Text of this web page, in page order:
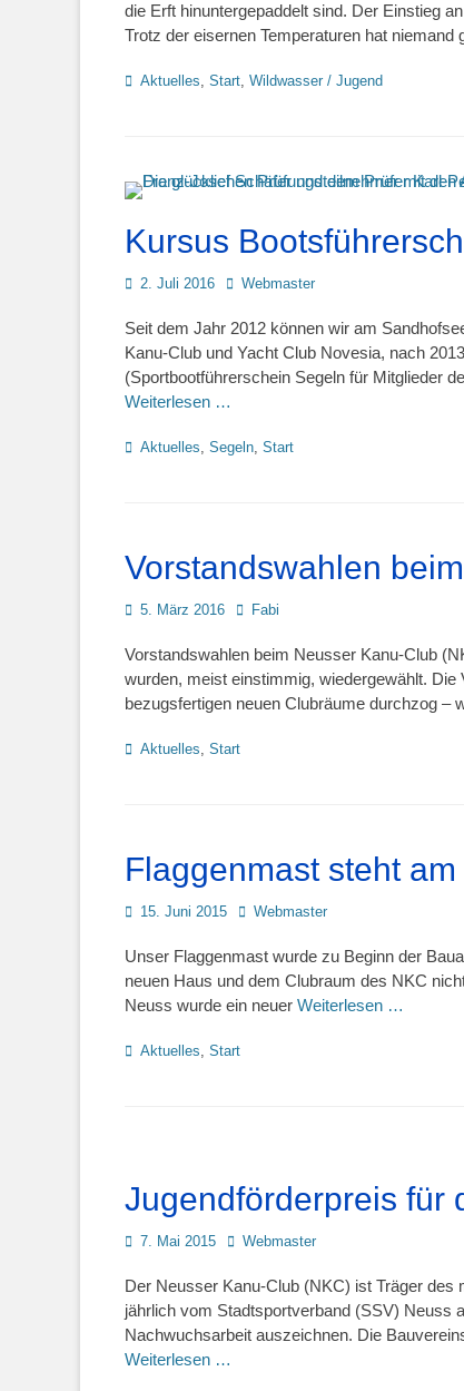
die Erft hinuntergepaddelt sind. Der Einstieg
Trotz der eisernen Temperaturen hat niemand
Kategorien
Aktuelles, Start, Wildwasser / Jugend
Kursus
Posted
2. Juli 2016 AutorWebmaster
Seit dem Jahr 2012 können wir am
Kanu-Club und Yacht Club Novesia, nach
(Sportbootführerschein Segeln für Mitglieder
Weiterlesen …
Kategorien
Aktuelles, Segeln, Start
Vorstandswahlen
Posted
5. März 2016 Autor
Fabi
Vorstandswahlen beim Neusser Kanu-Club
wurden, meist einstimmig, wiedergewählt.
bezugsfertigen neuen Clubräume durchzog –
Kategorien
Aktuelles, Start
Flaggenmast steht
Posted
15. Juni 2015 AutorWebmaster
Unser Flaggenmast wurde zu Beginn der
neuen Haus und dem Clubraum des NKC
Neuss wurde ein neuer Weiterlesen …
Kategorien
Aktuelles, Start
Jugendförderpreis für
Posted
7. Mai 2015 AutorWebmaster
Der Neusser Kanu-Club (NKC) ist Träger
jährlich vom Stadtsportverband (SSV) Neuss
Nachwuchsarbeit auszeichnen. Die
Weiterlesen …